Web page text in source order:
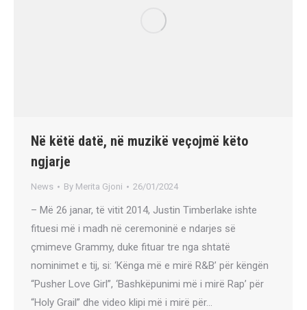
Në këtë datë, në muzikë veçojmë këto
ngjarje
News By Merita Gjoni 26/01/2024
– Më 26 janar, të vitit 2014, Justin Timberlake ishte
fituesi më i madh në ceremoninë e ndarjes së
çmimeve Grammy, duke fituar tre nga shtatë
nominimet e tij, si: ‘Kënga më e mirë R&B’ për këngën
“Pusher Love Girl”, ‘Bashkëpunimi më i mirë Rap’ për
“Holy Grail” dhe video klipi më i mirë për…